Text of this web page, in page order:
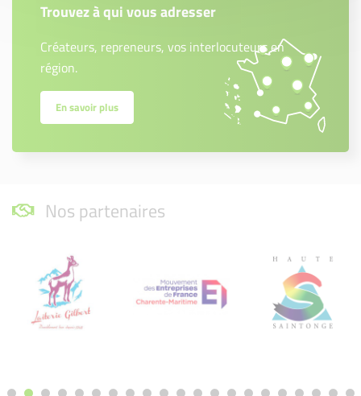
Trouvez à qui vous adresser
Créateurs, repreneurs, vos interlocuteurs en
région.
En savoir plus
Nos partenaires